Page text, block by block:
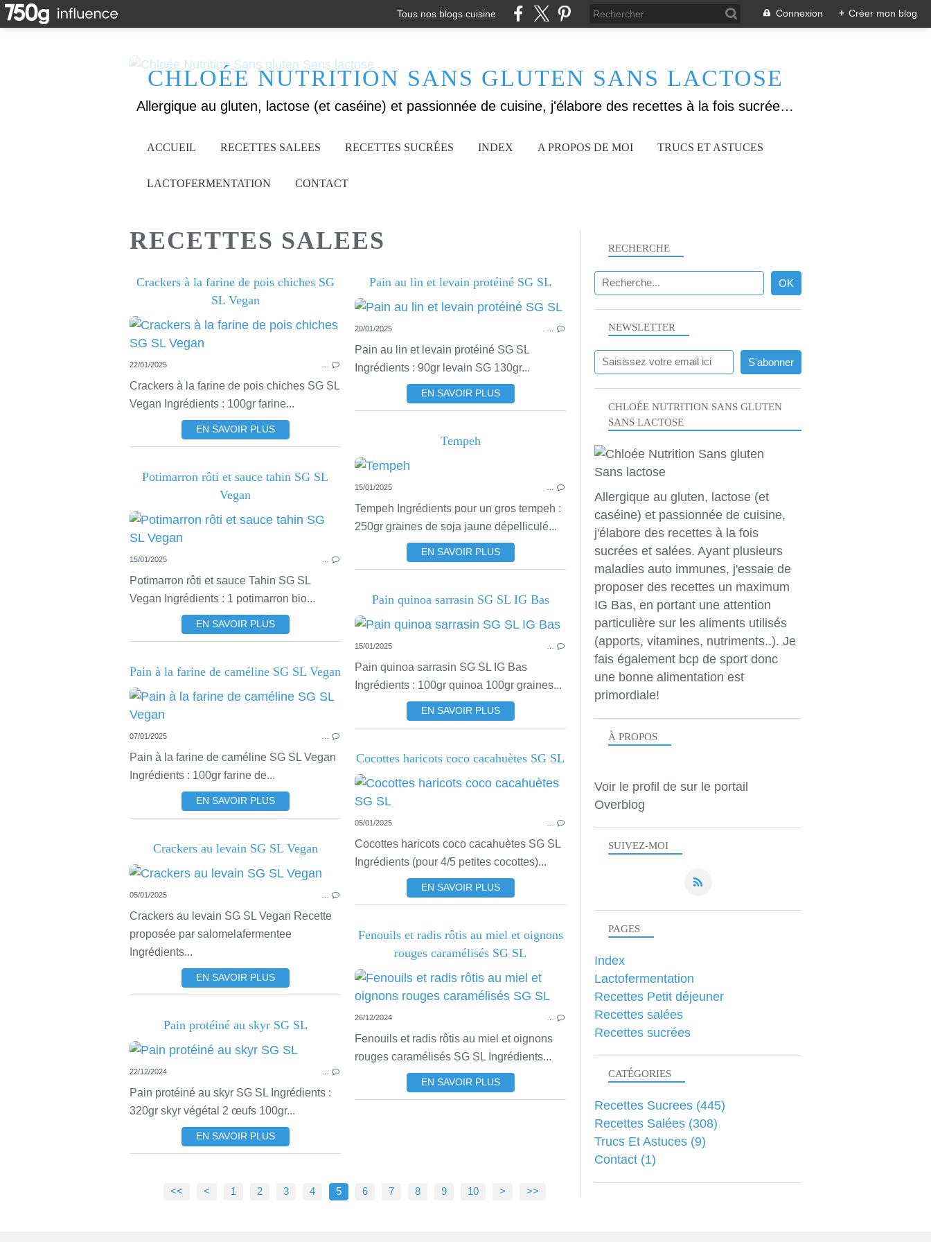
Tous nos blogs cuisine Connexion + Créer mon blog
CHLOÉE NUTRITION SANS GLUTEN SANS LACTOSE
Allergique au gluten, lactose (et caséine) et passionnée de cuisine, j'élabore des recettes à la fois sucrées et salées. Ayant plusieurs maladies auto immunes, j'essaie de proposer des recettes un maximum IG Bas, en portant une attention particulière sur les aliments utilisés (apports, vitamines, nutriments..). Je fais également bcp de sport donc une bonne alimentation est primordiale!
ACCUEIL RECETTES SALEES RECETTES SUCRÉES INDEX A PROPOS DE MOI TRUCS ET ASTUCES
LACTOFERMENTATION CONTACT
RECETTES SALEES
Crackers à la farine de pois chiches SG
SL Vegan
22/01/2025
Crackers à la farine de pois chiches SG SL
Vegan Ingrédients : 100gr farine...
EN SAVOIR PLUS
Pain au lin et levain protéiné SG SL
RECETTES SALÉES
20/01/2025
Pain au lin et levain protéiné SG SL
Ingrédients : 90gr levain SG 130gr...
EN SAVOIR PLUS
Tempeh
RECETTES SALÉES
15/01/2025
Tempeh Ingrédients pour un gros tempeh :
250gr graines de soja jaune dépelliculé...
EN SAVOIR PLUS
Potimarron rôti et sauce tahin SG SL
Vegan
RECETTES SALÉES
15/01/2025
Potimarron rôti et sauce Tahin SG SL
Vegan Ingrédients : 1 potimarron bio...
EN SAVOIR PLUS
Pain quinoa sarrasin SG SL IG Bas
RECETTES SALÉES
15/01/2025
Pain quinoa sarrasin SG SL IG Bas
Ingrédients : 100gr quinoa 100gr graines...
EN SAVOIR PLUS
Pain à la farine de caméline SG SL Vegan
RECETTES SALÉES
07/01/2025
Pain à la farine de caméline SG SL Vegan
Ingrédients : 100gr farine de...
EN SAVOIR PLUS
Cocottes haricots coco cacahuètes SG SL
RECETTES SALÉES
05/01/2025
Cocottes haricots coco cacahuètes SG SL
Ingrédients (pour 4/5 petites cocottes)...
EN SAVOIR PLUS
Crackers au levain SG SL Vegan
RECETTES SALÉES
05/01/2025
Crackers au levain SG SL Vegan Recette
proposée par salomelafermentee
Ingrédients...
EN SAVOIR PLUS
Fenouils et radis rôtis au miel et oignons
rouges caramélisés SG SL
RECETTES SALÉES
26/12/2024
Fenouils et radis rôtis au miel et oignons
rouges caramélisés SG SL Ingrédients...
EN SAVOIR PLUS
Pain protéiné au skyr SG SL
RECETTES SALÉES
22/12/2024
Pain protéiné au skyr SG SL Ingrédients :
320gr skyr végétal 2 œufs 100gr...
EN SAVOIR PLUS
<< < 1 2 3 4 5 6 7 8 9 10 20
30
> >>
NEWSLETTER
SUIVEZ-MOI
RECHERCHE
CHLOÉE NUTRITION SANS GLUTEN
SANS LACTOSE
Allergique au gluten, lactose (et
caséine) et passionnée de cuisine,
j'élabore des recettes à la fois
sucrées et salées. Ayant plusieurs
maladies auto immunes, j'essaie de
proposer des recettes un maximum
IG Bas, en portant une attention
particulière sur les aliments utilisés
(apports, vitamines, nutriments..). Je
fais également bcp de sport donc
une bonne alimentation est
primordiale!
À PROPOS
Voir le profil de sur le portail
Overblog
PAGES
Index
Lactofermentation
Recettes Petit déjeuner
Recettes salées
Recettes sucrées
CATÉGORIES
Recettes Sucrees (445)
Recettes Salées (308)
Trucs Et Astuces (9)
Contact (1)